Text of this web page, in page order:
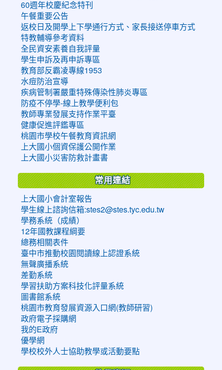
60週年校慶紀念特刊
午餐重要公告
返校日及開學上下學通行方式、家長接送停車方式
特教輔導參考資料
全民資安素養自我評量
學生申訴及再申訴專區
教育部反霸凌專線1953
水痘防治宣導
疾病管制署嚴重特殊傳染性肺炎專區
防疫不停學-線上教學便利包
教師專業發展支持作業平臺
健康促進評鑑專區
桃園市學校午餐教育資訊網
上大國小個資保護公開作業
上大國小災害防救計畫書
常用連結
上大國小會計室報告
學生線上諮詢信箱:stes2@stes.tyc.edu.tw
學務系統（成績）
12年國教課程綱要
總務相關表件
臺中市推動校園閱讀線上認證系統
無聲廣播系統
差勤系統
學習扶助方案科技化評量系統
圖書館系統
桃園市教育發展資源入口網(教師研習)
政府電子採購網
我的E政府
優學網
學校校外人士協助教學或活動要點